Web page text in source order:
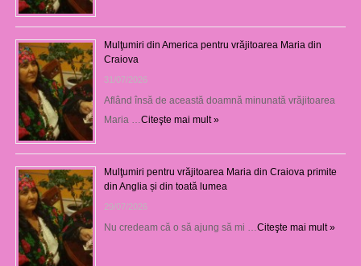
Mulţumiri din America pentru vrăjitoarea Maria din
Craiova
31/07/2026
Aflând însă de această doamnă minunată vrăjitoarea
Maria … Citeşte mai mult »
Mulţumiri pentru vrăjitoarea Maria din Craiova primite
din Anglia și din toată lumea
29/07/2026
Nu credeam că o să ajung să mi … Citeşte mai mult »